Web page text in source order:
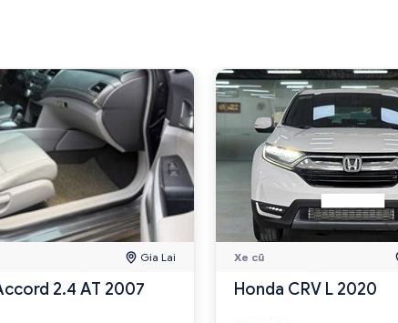
Gia Lai
2.4 AT 2007
Xe cũ
Honda CRV L 2020